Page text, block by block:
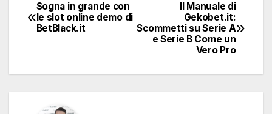
Navigazione
articoli
Il Manuale di
Gekobet.it:
Scommetti su Serie A
e Serie B Come un
Vero Pro
Sogna in grande con
le slot online demo di
BetBlack.it